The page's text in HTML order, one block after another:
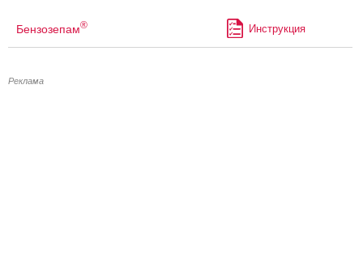
Бензозепам® Инструкция
Реклама